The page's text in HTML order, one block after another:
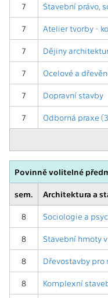
7 Stavební právo,
7 Atelier tvorby -
7 Dějiny
7 Ocelové a
7 Dopravní stavby
7 Odborná praxe
Povinně volitelné
sem. Architektura a
8 Sociologie a
8 Stavební hmoty
8 Dřevostavby pro
8 Komplexní